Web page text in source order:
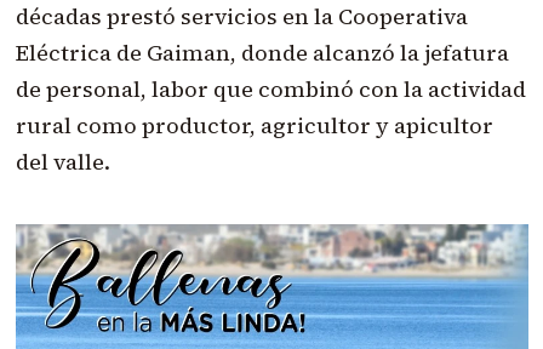
décadas prestó servicios en la Cooperativa
Eléctrica de Gaiman, donde alcanzó la jefatura
de personal, labor que combinó con la actividad
rural como productor, agricultor y apicultor
del valle.